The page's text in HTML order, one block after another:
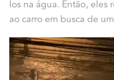
los na água. Então, eles
ao carro em busca de